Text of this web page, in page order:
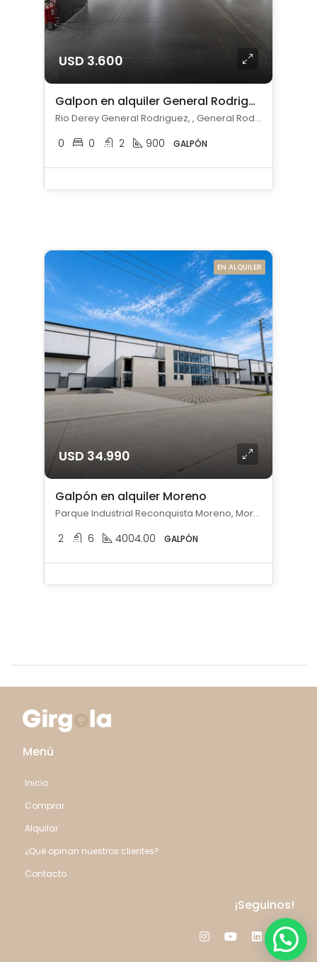
USD 3.600
Galpon en alquiler General Rodriguez
Rio Derey General Rodriguez, , General Rodríguez
0 0 2 900 GALPÓN
EN ALQUILER
USD 34.990
Galpón en alquiler Moreno
Parque Industrial Reconquista Moreno, Moreno, Moreno
2 6 4004.00 GALPÓN
Menú
Inicio
Comprar
Alquilar
¿Qué opinan nuestros clientes?
Contacto
¡Seguinos!